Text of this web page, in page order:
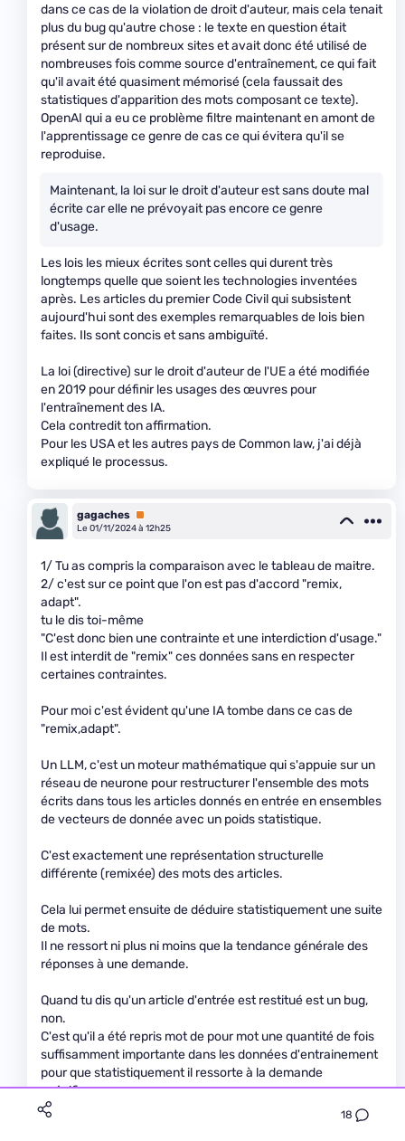
18
dans ce cas de la violation de droit d'auteur, mais cela tenait
plus du bug qu'autre chose : le texte en question était
présent sur de nombreux sites et avait donc été utilisé de
nombreuses fois comme source d'entraînement, ce qui fait
qu'il avait été quasiment mémorisé (cela faussait des
statistiques d'apparition des mots composant ce texte).
OpenAI qui a eu ce problème filtre maintenant en amont de
l'apprentissage ce genre de cas ce qui évitera qu'il se
reproduise.
Maintenant, la loi sur le droit d'auteur est sans doute mal
écrite car elle ne prévoyait pas encore ce genre
d'usage.
Les lois les mieux écrites sont celles qui durent très
longtemps quelle que soient les technologies inventées
après. Les articles du premier Code Civil qui subsistent
aujourd'hui sont des exemples remarquables de lois bien
faites. Ils sont concis et sans ambiguïté.
La loi (directive) sur le droit d'auteur de l'UE a été modifiée
en 2019 pour définir les usages des œuvres pour
l'entraînement des IA.
Cela contredit ton affirmation.
Pour les USA et les autres pays de Common law, j'ai déjà
expliqué le processus.
gagaches Premium
Le 01/11/2024 à 12h25
1/ Tu as compris la comparaison avec le tableau de maitre.
2/ c'est sur ce point que l'on est pas d'accord "remix,
adapt".
tu le dis toi-même
"C'est donc bien une contrainte et une interdiction d'usage."
Il est interdit de "remix" ces données sans en respecter
certaines contraintes.
Pour moi c'est évident qu'une IA tombe dans ce cas de
"remix,adapt".
Un LLM, c'est un moteur mathématique qui s'appuie sur un
réseau de neurone pour restructurer l'ensemble des mots
écrits dans tous les articles donnés en entrée en ensembles
de vecteurs de donnée avec un poids statistique.
C'est exactement une représentation structurelle
différente (remixée) des mots des articles.
Cela lui permet ensuite de déduire statistiquement une suite
de mots.
Il ne ressort ni plus ni moins que la tendance générale des
réponses à une demande.
Quand tu dis qu'un article d'entrée est restitué est un bug,
non.
C'est qu'il a été repris mot de pour mot une quantité de fois
suffisamment importante dans les données d'entrainement
pour que statistiquement il ressorte à la demande
spécifique.
Un entrainement sur un jeu de données insuffisant crée ce